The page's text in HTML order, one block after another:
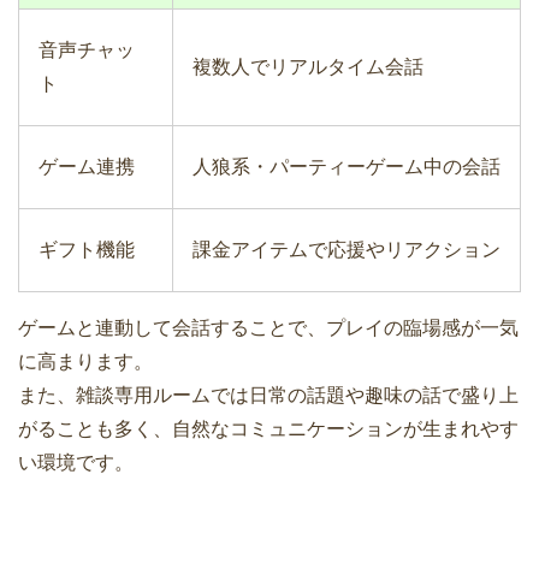
音声チャッ
ト
複数人でリアルタイム会話
ゲーム連携 人狼系・パーティーゲーム中の会話
ギフト機能 課金アイテムで応援やリアクション
ゲームと連動して会話することで、プレイの臨場感が一気
に高まります。
また、雑談専用ルームでは日常の話題や趣味の話で盛り上
がることも多く、自然なコミュニケーションが生まれやす
い環境です。